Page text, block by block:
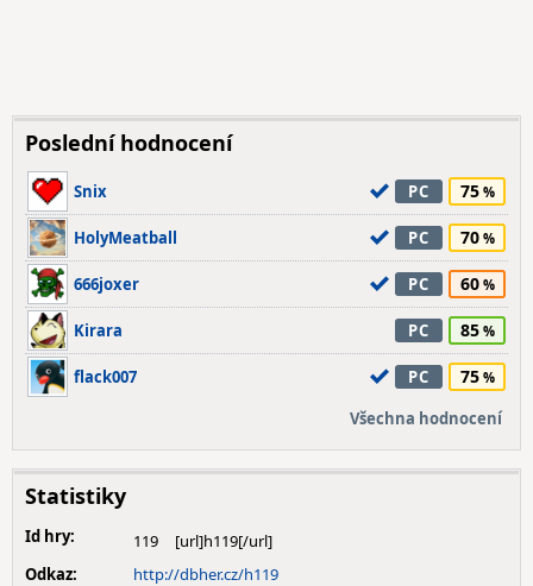
Poslední hodnocení
Snix PC 75
HolyMeatball PC 70
666joxer PC 60
Kirara PC 85
flack007 PC 75
Všechna hodnocení
Statistiky
Id hry:
119
Odkaz:
http://dbher.cz/h119